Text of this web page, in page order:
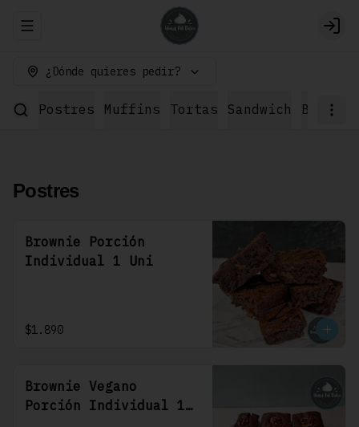
Abrir menu de navegación
¿Dónde quieres pedir?
Postres Muffins Tortas Sandwich
Postres
Brownie Porción
Individual 1 Uni
$1.890
Brownie Vegano
Porción Individual 1